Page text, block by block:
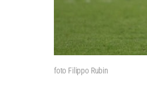
foto Filippo Rubin